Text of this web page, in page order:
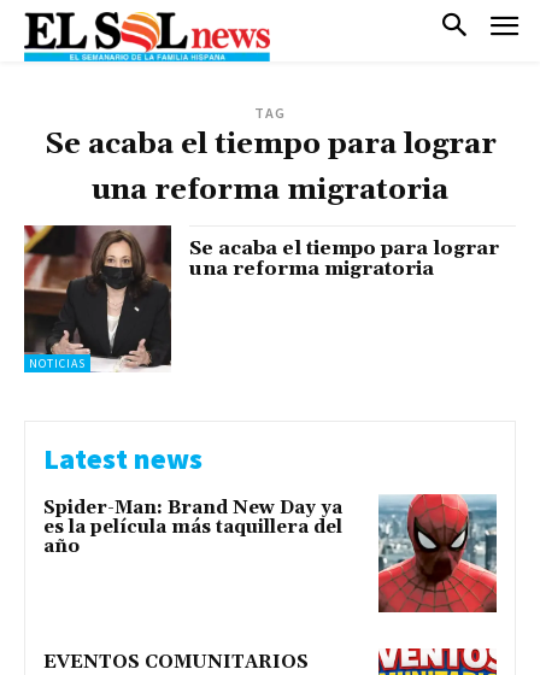
TAG
Se acaba el tiempo para lograr
una reforma migratoria
NOTICIAS
Se acaba el tiempo para lograr
una reforma migratoria
Latest news
Spider-Man: Brand New Day ya
es la película más taquillera del
año
EVENTOS COMUNITARIOS